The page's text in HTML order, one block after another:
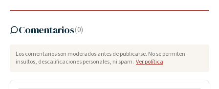
Comentarios(0)
Los comentarios son moderados antes de publicarse. No se permiten
insultos, descalificaciones personales, ni spam. Ver política